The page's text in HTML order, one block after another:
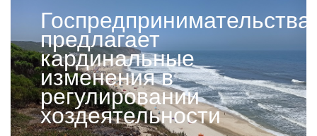
Госпредпринимательства
предлагает
кардинальные
изменения в
регулировании
хоздеятельности